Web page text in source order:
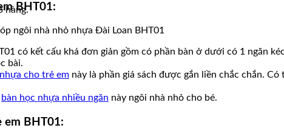
hàng.BHT01:
có kết cấu khá đơn giản gồm có phần bàn ở dưới có 1 ngăn
bài.
cho trẻ em này là phần giá sách được gắn liền chắc chắn.
bàn học nhựa nhiều ngăn này ngôi nhà nhỏ cho bé.
em BHT01: